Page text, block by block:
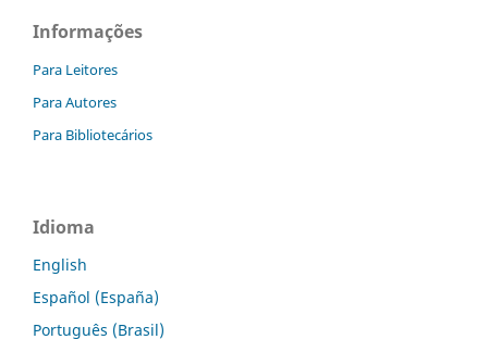
Informações
Para Leitores
Para Autores
Para Bibliotecários
Idioma
English
Español (España)
Português (Brasil)